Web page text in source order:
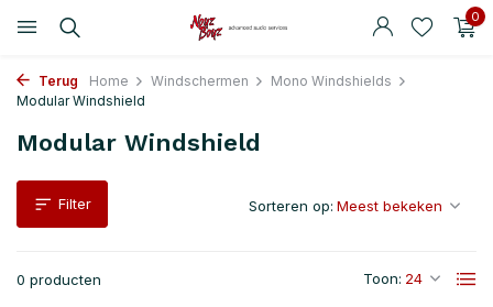
0
Terug Home Windschermen
Mono Windshields
Modular Windshield
Modular Windshield
Filter
0 producten Toon:
Sorteren op: